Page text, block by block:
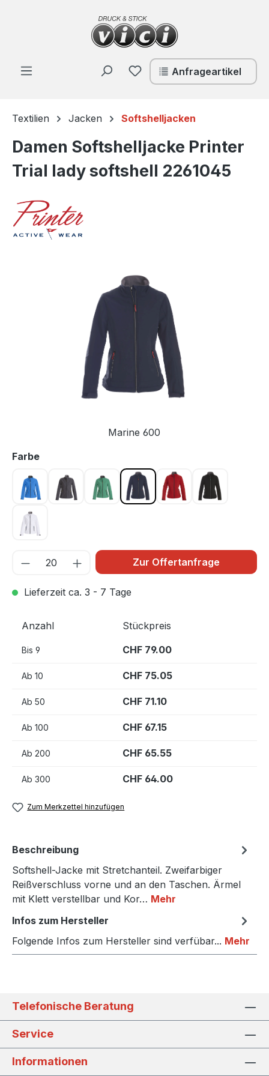
Zum Hauptinhalt springen
Du hast 0 Produkte auf
Anfrageartikel
Textilien Jacken Softshelljacken
Damen Softshelljacke Printer
Trial lady softshell 2261045
Bildergalerie überspringen
Marine 600
Farbeauswählen
Blau 632 Grau 935Grün 728Marine 600Rot 400 Schwarz
Weiss 100
Zur Offertanfrage
Lieferzeit ca. 3 - 7 Tage
Anzahl Stückpreis
Bis 9 CHF 79.00
Ab 10 CHF 75.05
Ab 50 CHF 71.10
Ab 100 CHF 67.15
Ab 200 CHF 65.55
Ab 300 CHF 64.00
Zum Merkzettel hinzufügen
Beschreibung
Softshell-Jacke mit Stretchanteil. Zweifarbiger
Reißverschluss vorne und an den Taschen. Ärmel
mit Klett verstellbar und Kor… Mehr
Infos zum Hersteller
Folgende Infos zum Hersteller sind verfübar... Mehr
Telefonische Beratung
Service
Informationen